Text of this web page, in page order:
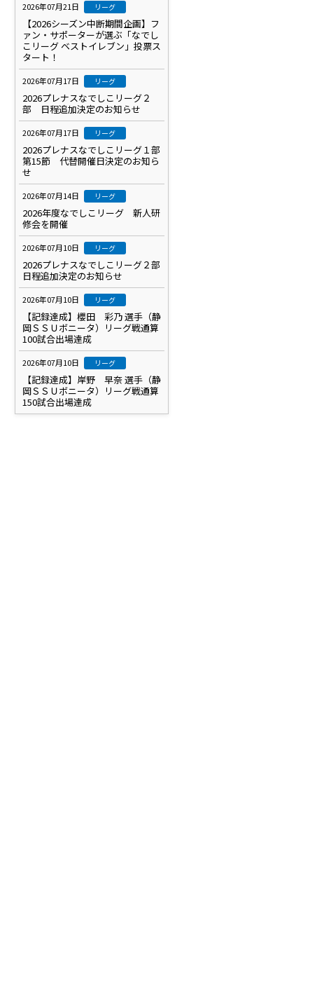
2026年07月21日 リーグ
【2026シーズン中断期間企画】フ
ァン・サポーターが選ぶ「なでし
こリーグ ベストイレブン」投票ス
タート！
2026年07月17日 リーグ
2026プレナスなでしこリーグ２
部 日程追加決定のお知らせ
2026年07月17日 リーグ
2026プレナスなでしこリーグ１部
第15節 代替開催日決定のお知ら
せ
2026年07月14日 リーグ
2026年度なでしこリーグ 新人研
修会を開催
2026年07月10日 リーグ
2026プレナスなでしこリーグ２部
日程追加決定のお知らせ
2026年07月10日 リーグ
【記録達成】櫻田 彩乃 選手（静
岡ＳＳＵボニータ）リーグ戦通算
100試合出場達成
2026年07月10日 リーグ
【記録達成】岸野 早奈 選手（静
岡ＳＳＵボニータ）リーグ戦通算
150試合出場達成